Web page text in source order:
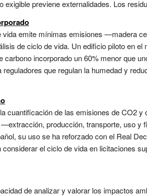
exigible previene externalidades. Los
vida emite mínimas emisiones —madera
de ciclo de vida. Un edificio piloto en
carbono incorporado un 60% menor que
que regulan la humedad y
cuantificación de las emisiones de CO2
producción, transporte, uso
su uso se ha reforzado con el Real
el ciclo de vida en licitaciones
de analizar y valorar los impactos